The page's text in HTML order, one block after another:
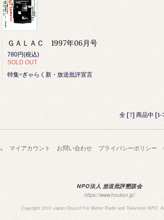
ＧＡＬＡＣ 1997年06月号
780円(税込)
SOLD OUT
特集=ぎゃらく新・放送批評宣言
全 [7] 商品中 [1-
マイアカウント お問い合わせ プライバシーポリシー
NPO法人 放送批評懇談会
https://www.houkon.jp/
Copyright 2010 Japan Council For Better Radio and Television NPO.